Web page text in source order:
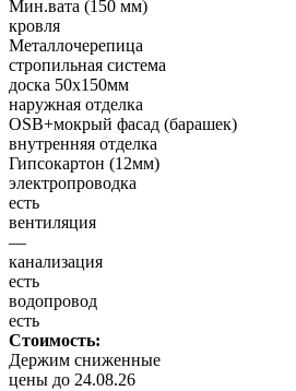
Мин.вата (150 мм)
кровля
Металлочерепица
стропильная система
доска 50х150мм
наружная отделка
OSB+мокрый фасад (барашек)
внутренняя отделка
Гипсокартон (12мм)
электропроводка
есть
вентиляция
—
канализация
есть
водопровод
есть
Стоимость:
Держим сниженные
цены до 24.08.26